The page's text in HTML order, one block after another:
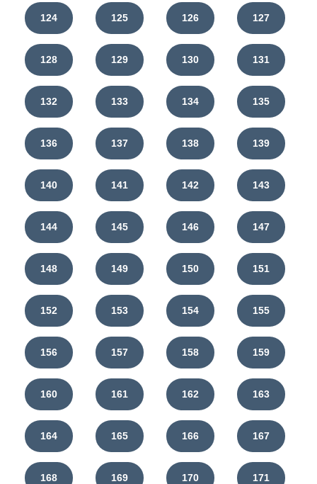
124 125 126 127
128 129 130 131
132 133 134 135
136 137 138 139
140 141 142 143
144 145 146 147
148 149 150 151
152 153 154 155
156 157 158 159
160 161 162 163
164 165 166 167
168 169 170 171